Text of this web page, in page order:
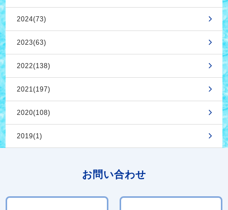
2024(73)
2023(63)
2022(138)
2021(197)
2020(108)
2019(1)
お問い合わせ